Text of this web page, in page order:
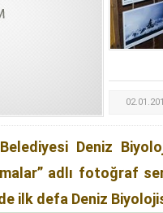
Deniz
adlı fotoğraf
ilk defa Deniz